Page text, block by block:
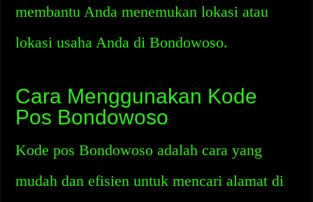
membantu Anda menemukan lokasi atau
lokasi usaha Anda di Bondowoso.
Cara Menggunakan Kode
Pos Bondowoso
Kode pos Bondowoso adalah cara yang
mudah dan efisien untuk mencari alamat di